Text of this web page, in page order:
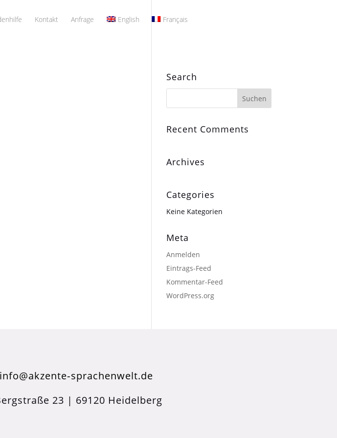
Kontakt Anfrage English Français
Search
Recent Comments
Archives
Categories
Keine Kategorien
Meta
Anmelden
Eintrags-Feed
Kommentar-Feed
WordPress.org
info@akzente‑sprachenwelt.de
23 | 69120 Heidelberg